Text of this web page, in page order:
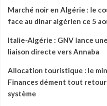
Marché noir en Algérie : le
face au dinar algérien ce 5
Italie-Algérie : GNV lance
liaison directe vers Annaba
Allocation touristique : le
Finances dément tout retour
système